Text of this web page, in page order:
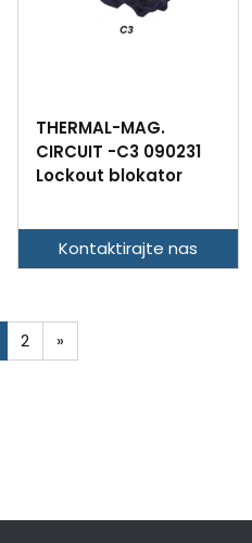
THERMAL-MAG.
CIRCUIT -C3 090231
Lockout blokator
Kontaktirajte nas
2 »